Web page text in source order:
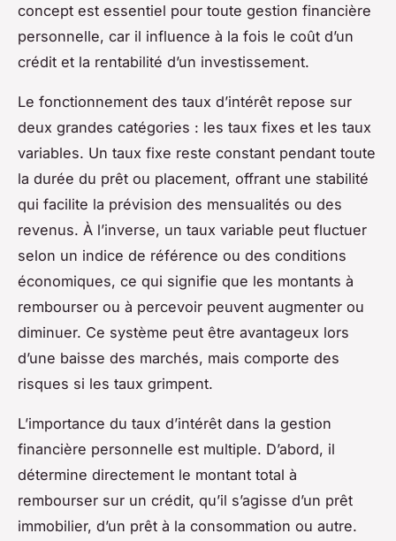
concept est essentiel pour toute gestion financière
personnelle, car il influence à la fois le coût d’un
crédit et la rentabilité d’un investissement.
Le fonctionnement des taux d’intérêt repose sur
deux grandes catégories : les taux fixes et les taux
variables. Un taux fixe reste constant pendant toute
la durée du prêt ou placement, offrant une stabilité
qui facilite la prévision des mensualités ou des
revenus. À l’inverse, un taux variable peut fluctuer
selon un indice de référence ou des conditions
économiques, ce qui signifie que les montants à
rembourser ou à percevoir peuvent augmenter ou
diminuer. Ce système peut être avantageux lors
d’une baisse des marchés, mais comporte des
risques si les taux grimpent.
L’importance du taux d’intérêt dans la gestion
financière personnelle est multiple. D’abord, il
détermine directement le montant total à
rembourser sur un crédit, qu’il s’agisse d’un prêt
immobilier, d’un prêt à la consommation ou autre.